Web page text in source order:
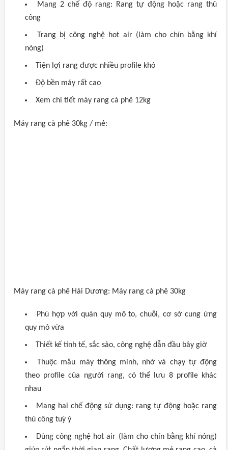
Mang 2 chế độ rang: Rang tự động hoặc rang thủ
công
Trang bị công nghệ hot air (làm cho chín bằng khí
nóng)
Tiện lợi rang được nhiều profile khó
Độ bền máy rất cao
Xem chi tiết máy rang cà phê 12kg
Máy rang cà phê 30kg / mẻ:
Máy rang cà phê Hải Dương: Máy rang cà phê 30kg
Phù hợp với quán quy mô to, chuỗi, cơ sở cung ứng
quy mô vừa
Thiết kế tinh tế, sắc sảo, công nghệ dẫn đầu bây giờ
Thuộc mẫu máy thông minh, nhớ và chạy tự động
theo profile của người rang, có thể lưu 8 profile khác
nhau
Mang hai chế động sử dụng: rang tự động hoặc rang
thủ công tuỳ ý
Dùng công nghệ hot air (làm cho chín bằng khí nóng)